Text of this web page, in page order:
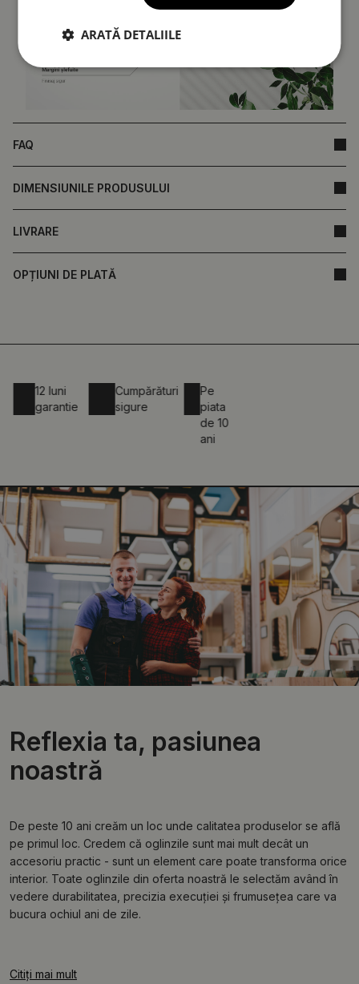
FAQ
DIMENSIUNILE PRODUSULUI
LIVRARE
OPȚIUNI DE PLATĂ
12 luni
garantie
Cumpărături
sigure
Pe
piata
de 10
Reflexia ta, pasiunea
noastră
De peste 10 ani creăm un loc unde calitatea produselor se află
pe primul loc. Credem că oglinzile sunt mai mult decât un
accesoriu practic - sunt un element care poate transforma orice
interior. Toate oglinzile din oferta noastră le selectăm având în
vedere durabilitatea, precizia execuției și frumusețea care va
bucura ochiul ani de zile.
Citiți mai mult
ARATĂ DETALIILE